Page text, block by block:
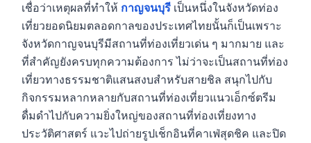
เชื่อว่าเหตุผลที่ทำให้ กาญจนบุรี เป็นหนึ่งในจังหวัดท่อง
เที่ยวยอดนิยมตลอดกาลของประเทศไทยนั้นก็เป็นเพราะ
จังหวัดกาญจนบุรีมีสถานที่ท่องเที่ยวเด่น ๆ มากมาย และ
ที่สำคัญยังครบทุกความต้องการ ไม่ว่าจะเป็นสถานที่ท่อง
เที่ยวทางธรรมชาติแสนสงบสำหรับสายชิล สนุกไปกับ
กิจกรรมหลากหลายกับสถานที่ท่องเที่ยวแนวเอ็กซ์ตรีม
ดื่มดำไปกับความยิ่งใหญ่ของสถานที่ท่องเที่ยงทาง
ประวัติศาสตร์ แวะไปถ่ายรูปเช็กอินที่คาเฟ่สุดชิค และปิด